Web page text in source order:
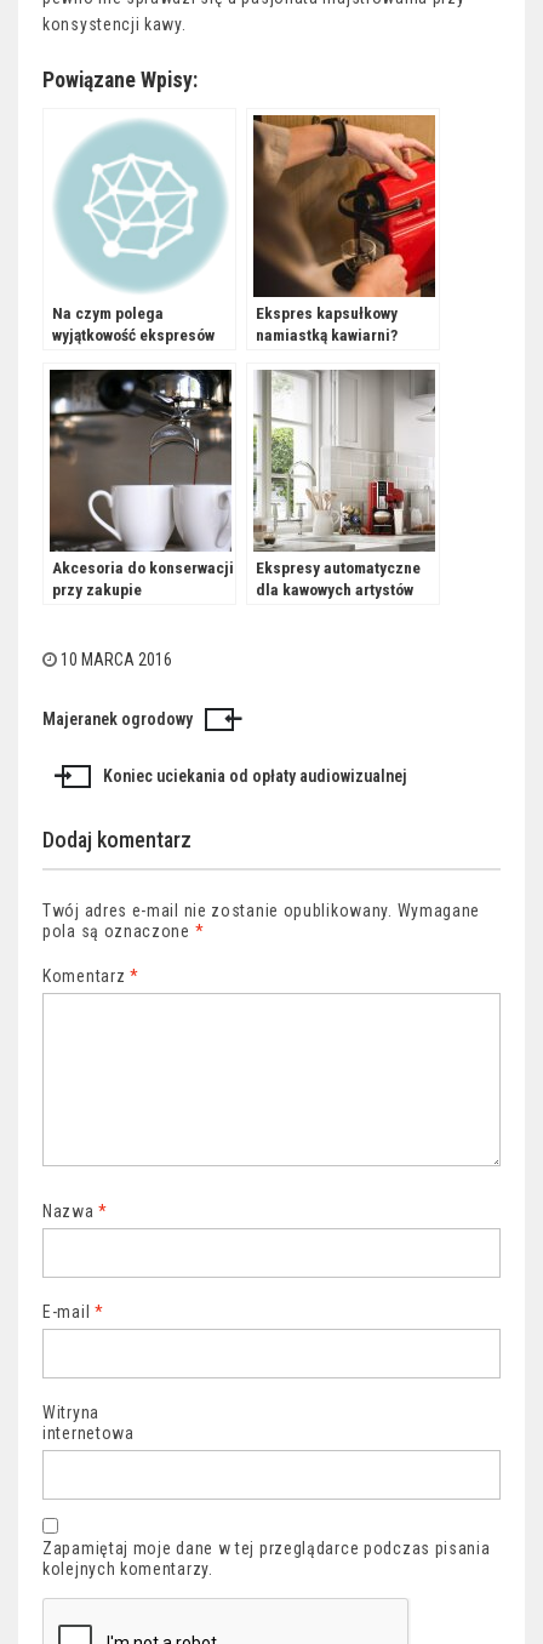
konsystencji kawy.
Powiązane Wpisy:
Na czym polega
wyjątkowość ekspresów
Ekspres kapsułkowy
namiastką kawiarni?
Akcesoria do konserwacji
przy zakupie
Ekspresy automatyczne
dla kawowych artystów
10 MARCA 2016
Nawigacja
wpisu
Majeranek ogrodowy
Koniec uciekania od opłaty audiowizualnej
Dodaj komentarz
Twój adres e-mail nie zostanie opublikowany. Wymagane
pola są oznaczone *
Komentarz *
Nazwa*
E-mail *
Witryna
internetowa
Zapamiętaj moje dane w tej przeglądarce podczas pisania
kolejnych komentarzy.